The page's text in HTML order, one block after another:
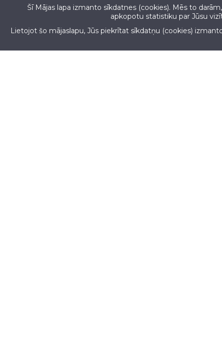
Šī Mājas lapa izmanto sīkdatnes (cookies). Mēs to
apkopotu statistiku par Jūsu
Lietojot šo mājaslapu, Jūs piekrītat sīkdatņu (cookies)